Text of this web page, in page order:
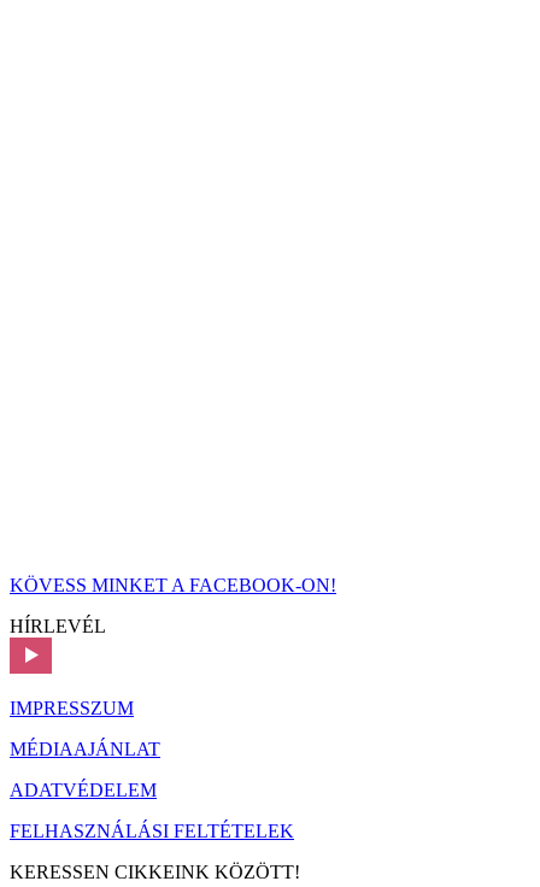
KÖVESS MINKET A FACEBOOK-ON!
HÍRLEVÉL
IMPRESSZUM
MÉDIAAJÁNLAT
ADATVÉDELEM
FELHASZNÁLÁSI FELTÉTELEK
KERESSEN CIKKEINK KÖZÖTT!